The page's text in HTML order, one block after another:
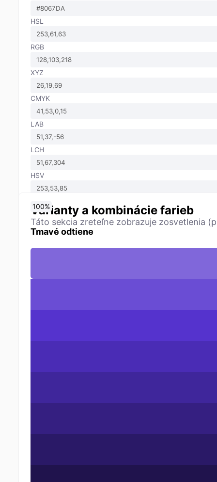
HSL
RGB
XYZ
CMYK
LAB
LCH
HSV
Varianty a kombinácie farieb
Táto sekcia zreteľne zobrazuje zosvetlenia
Tmavé odtiene
0%
10%
20%
30%
40%
50%
60%
70%
80%
90%
100%